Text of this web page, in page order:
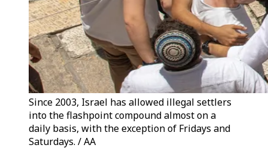
Since 2003, Israel has allowed illegal settlers
into the flashpoint compound almost on a
daily basis, with the exception of Fridays and
Saturdays. / AA